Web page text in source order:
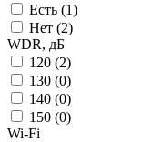
Есть (1)
Нет (2)
WDR, дБ
120 (2)
130 (0)
140 (0)
150 (0)
Wi-Fi